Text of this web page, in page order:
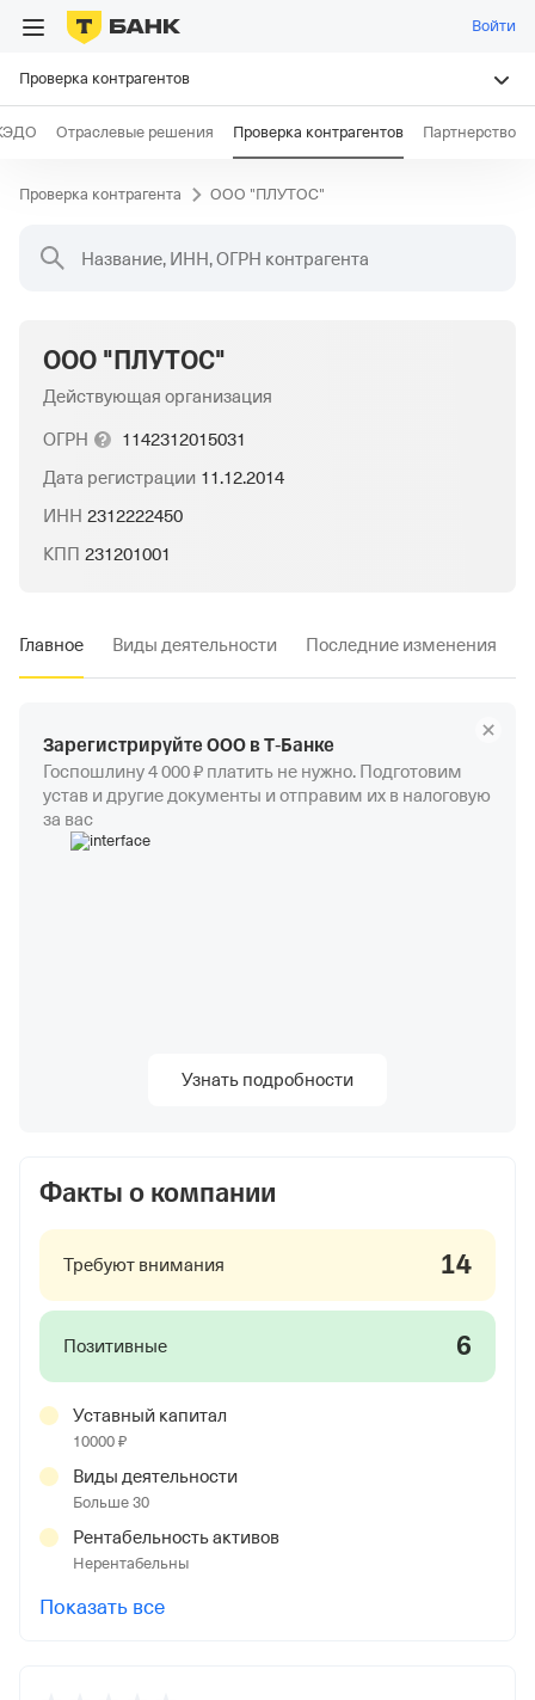
Войти
Проверка контрагентов
Отраслевые решения Проверка контрагентов Партнерство
Проверка контрагента ООО "ПЛУТОС"
Название, ИНН, ОГРН контрагента
ООО "ПЛУТОС"
Действующая организация
ОГРН
1142312015031
Дата регистрации 11.12.2014
ИНН 2312222450
КПП 231201001
Главное Виды деятельности Последние изменения
Зарегистрируйте ООО в Т‑Банке
Госпошлину 4 000 ₽ платить не нужно. Подготовим
устав и другие документы и отправим их в налоговую
за вас
Узнать подробности
Факты о компании
Требуют внимания 14
Позитивные 6
Уставный капитал
10000 ₽
Виды деятельности
Больше 30
Рентабельность активов
Нерентабельны
Показать все